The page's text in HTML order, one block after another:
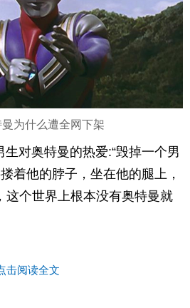
为什么遭全网下架
对奥特曼的热爱:“毁掉一个男
着他的脖子，坐在他的腿上，
这个世界上根本没有奥特曼就
击阅读全文